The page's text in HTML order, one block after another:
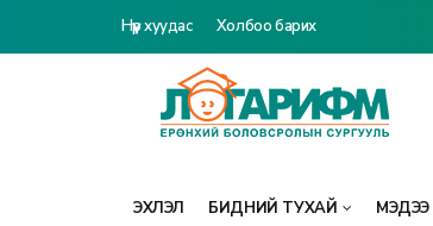
Нүүр хуудас Холбоо барих
ЭХЛЭЛ БИДНИЙ ТУХАЙ МЭДЭЭ